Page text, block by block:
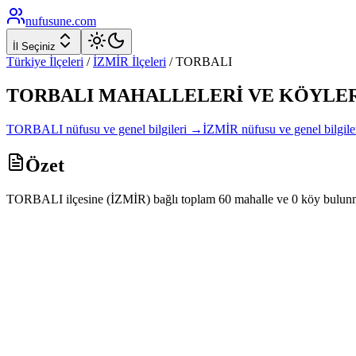
nufusune.com
İl Seçiniz
Türkiye İlçeleri / İZMİR İlçeleri /TORBALI
TORBALI MAHALLELERİ VE
TORBALI nüfusu ve genel bilgileri →İZMİR nüfusu ve genel
Özet
TORBALI ilçesine (İZMİR) bağlı toplam 60 mahalle ve 0 köy